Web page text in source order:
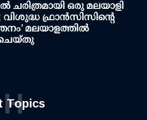
ചരിത്രമായി ഒരു മലയാളി
ഫ്രാൻസിസിന്റെ
മലയാളത്തിൽ
ചെയ്തു
Topics
H